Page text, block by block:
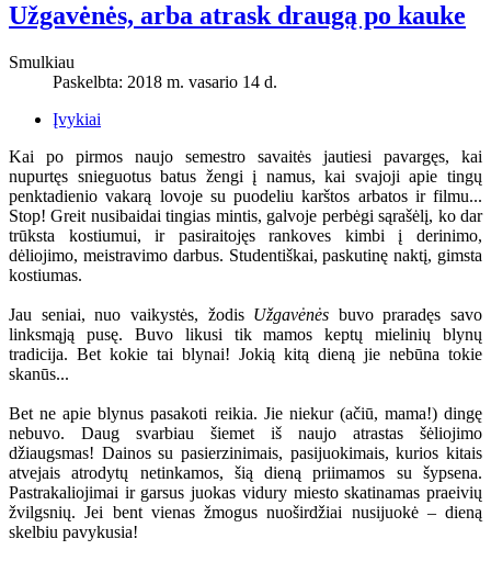
Užgavėnės, arba atrask draugą po kauke
Smulkiau
Paskelbta: 2018 m. vasario 14 d.
Įvykiai
Kai po pirmos naujo semestro savaitės jautiesi pavargęs, kai
nupurtęs snieguotus batus žengi į namus, kai svajoji apie tingų
penktadienio vakarą lovoje su puodeliu karštos arbatos ir filmu...
Stop! Greit nusibaidai tingias mintis, galvoje perbėgi sąrašėlį, ko dar
trūksta kostiumui, ir pasiraitojęs rankoves kimbi į derinimo,
dėliojimo, meistravimo darbus. Studentiškai, paskutinę naktį, gimsta
kostiumas.
Jau seniai, nuo vaikystės, žodis Užgavėnės buvo praradęs savo
linksmąją pusę. Buvo likusi tik mamos keptų mielinių blynų
tradicija. Bet kokie tai blynai! Jokią kitą dieną jie nebūna tokie
skanūs...
Bet ne apie blynus pasakoti reikia. Jie niekur (ačiū, mama!) dingę
nebuvo. Daug svarbiau šiemet iš naujo atrastas šėliojimo
džiaugsmas! Dainos su pasierzinimais, pasijuokimais, kurios kitais
atvejais atrodytų netinkamos, šią dieną priimamos su šypsena.
Pastrakaliojimai ir garsus juokas vidury miesto skatinamas praeivių
žvilgsnių. Jei bent vienas žmogus nuoširdžiai nusijuokė – dieną
skelbiu pavykusia!